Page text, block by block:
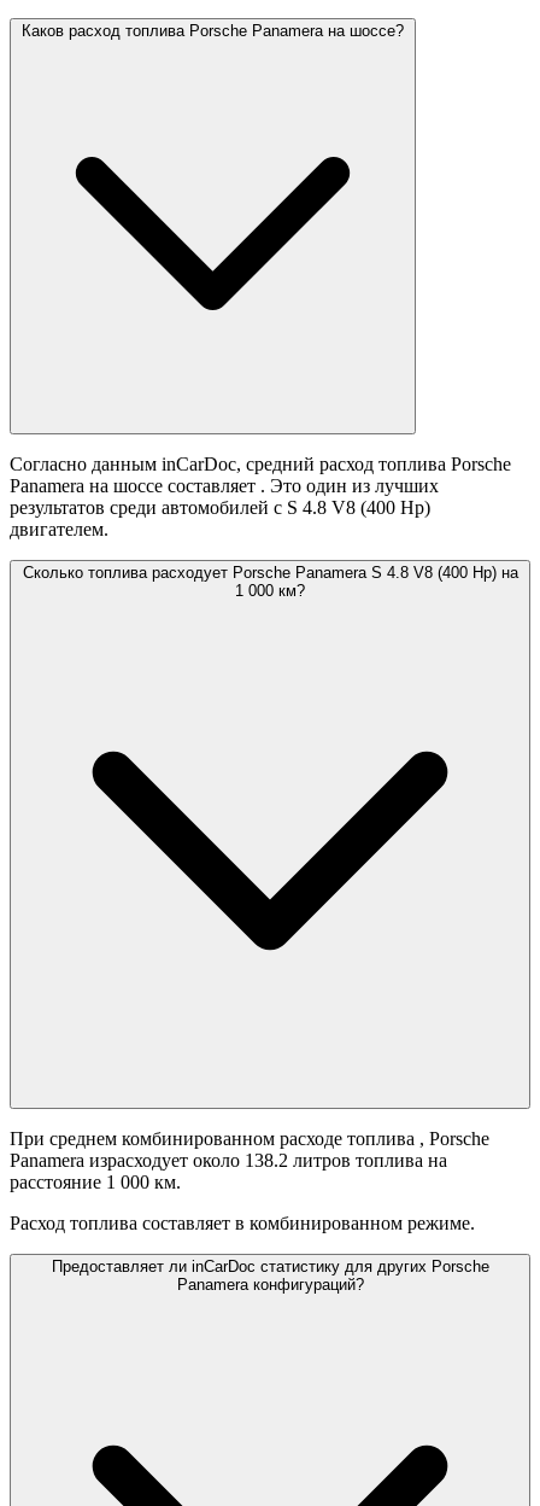
Каков расход топлива Porsche Panamera на шоссе?
Согласно данным inCarDoc, средний расход топлива Porsche
Panamera на шоссе составляет . Это один из лучших
результатов среди автомобилей с S 4.8 V8 (400 Hp)
двигателем.
Сколько топлива расходует Porsche Panamera S 4.8 V8 (400 Hp) на
1 000 км?
При среднем комбинированном расходе топлива , Porsche
Panamera израсходует около 138.2 литров топлива на
расстояние 1 000 км.
Расход топлива составляет в комбинированном режиме.
Предоставляет ли inCarDoc статистику для других Porsche
Panamera конфигураций?